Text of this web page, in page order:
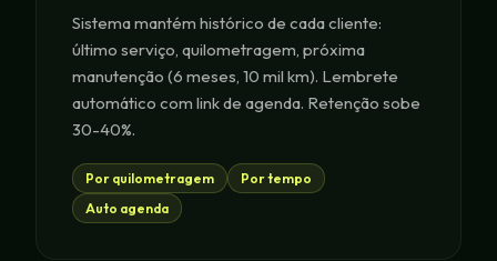
Sistema mantém histórico de cada cliente:
último serviço, quilometragem, próxima
manutenção (6 meses, 10 mil km). Lembrete
automático com link de agenda. Retenção sobe
30-40%.
Por quilometragem
Por tempo
Auto agenda